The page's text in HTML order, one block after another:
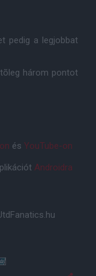
pedig a legjobbat
három pontot
és YouTube-on
Androidra